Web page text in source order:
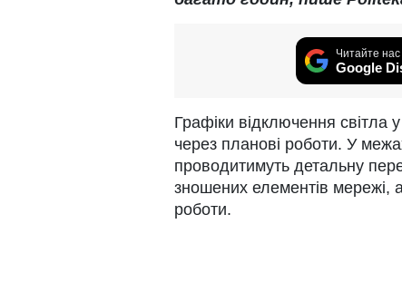
Читайте нас
Google
Графіки відключення світла
через планові роботи. У
проводитимуть детальну
зношених елементів мережі,
роботи.